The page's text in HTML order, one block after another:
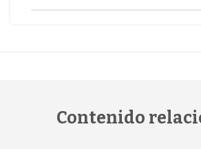
Contenido